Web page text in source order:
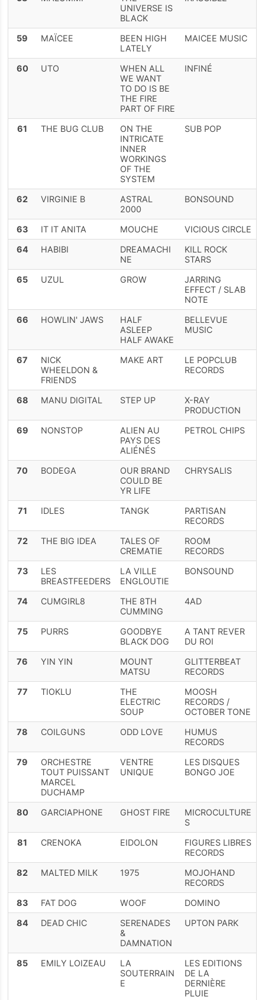
UNIVERSE IS
BLACK
59 MAÏCEE
BEEN HIGH
LATELY
MAICEE MUSIC
60 UTO
WHEN ALL
WE WANT
TO DO IS BE
THE FIRE
PART OF FIRE
INFINÉ
61 THE BUG CLUB
ON THE
INTRICATE
INNER
WORKINGS
OF THE
SYSTEM
SUB POP
62 VIRGINIE B
ASTRAL
2000
BONSOUND
63 IT IT ANITA MOUCHE
VICIOUS CIRCLE
64
HABIBI
DREAMACHI
NE
KILL ROCK
STARS
65
UZUL GROW
JARRING
EFFECT / SLAB
NOTE
66
HOWLIN' JAWS
HALF
ASLEEP
HALF AWAKE
BELLEVUE
MUSIC
67
NICK
WHEELDON &
FRIENDS
MAKE ART
LE POPCLUB
RECORDS
68 MANU DIGITAL STEP UP
X-RAY
PRODUCTION
69
NONSTOP
ALIEN AU
PAYS DES
ALIÉNÉS
PETROL CHIPS
70 BODEGA
OUR BRAND
COULD BE
YR LIFE
CHRYSALIS
71 IDLES TANGK
PARTISAN
RECORDS
72
THE BIG IDEA
TALES OF
CREMATIE
ROOM
RECORDS
73
LES
BREASTFEEDERS
LA VILLE
ENGLOUTIE
BONSOUND
74 CUMGIRL8
THE 8TH
CUMMING
4AD
75 PURRS
GOODBYE
BLACK DOG
A TANT REVER
DU ROI
76
YIN YIN
MOUNT
MATSU
GLITTERBEAT
RECORDS
77
TIOKLU
THE
ELECTRIC
SOUP
MOOSH
RECORDS /
OCTOBER TONE
78
COILGUNS ODD LOVE
HUMUS
RECORDS
79
ORCHESTRE
TOUT PUISSANT
MARCEL
DUCHAMP
VENTRE
UNIQUE
LES DISQUES
BONGO JOE
80 GARCIAPHONE GHOST FIRE
MICROCULTURE
S
81
CRENOKA EIDOLON
FIGURES LIBRES
RECORDS
82
MALTED MILK 1975
MOJOHAND
RECORDS
83
FAT DOG WOOF
DOMINO
84
DEAD CHIC
SERENADES
&
DAMNATION
UPTON PARK
85 EMILY LOIZEAU
LA
SOUTERRAIN
E
LES EDITIONS
DE LA
DERNIÈRE
PLUIE